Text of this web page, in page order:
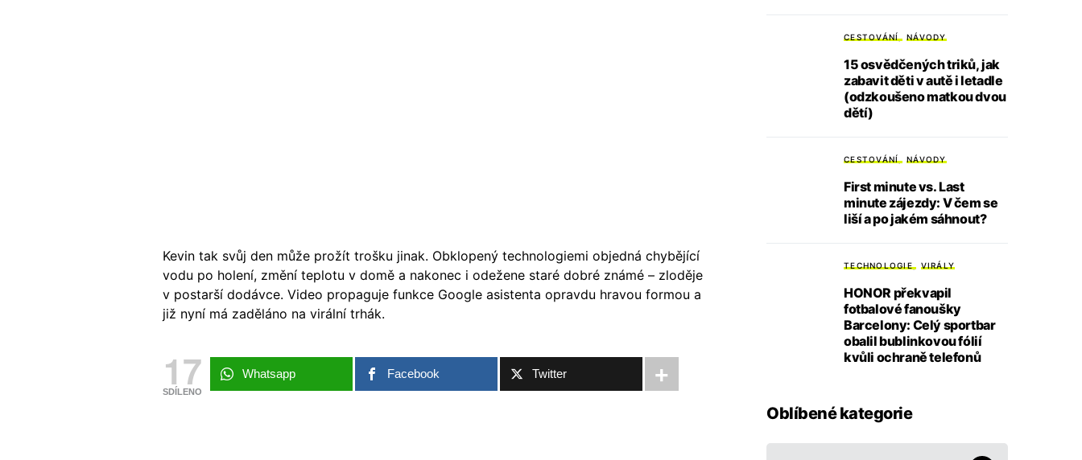
Kevin tak svůj den může prožít trošku jinak. Obklopený technologiemi objedná chybějící
vodu po holení, změní teplotu v domě a nakonec i odežene staré dobré známé – zloděje
v postarší dodávce. Video propaguje funkce Google asistenta opravdu hravou formou a
již nyní má zaděláno na virální trhák.
17
SDÍLENO
Whatsapp Facebook Twitter
CESTOVÁNÍ NÁVODY
15 osvědčených triků, jak
zabavit děti v autě i letadle
(odzkoušeno matkou dvou
dětí)
CESTOVÁNÍ NÁVODY
First minute vs. Last
minute zájezdy: V čem se
liší a po jakém sáhnout?
TECHNOLOGIE VIRÁLY
HONOR překvapil
fotbalové fanoušky
Barcelony: Celý sportbar
obalil bublinkovou fólií
kvůli ochraně telefonů
Oblíbené kategorie